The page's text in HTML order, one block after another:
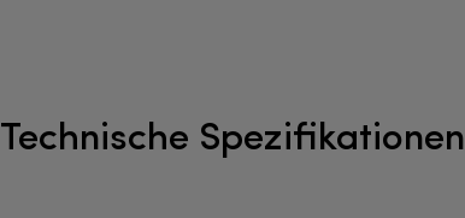
Technische Spezifikationen